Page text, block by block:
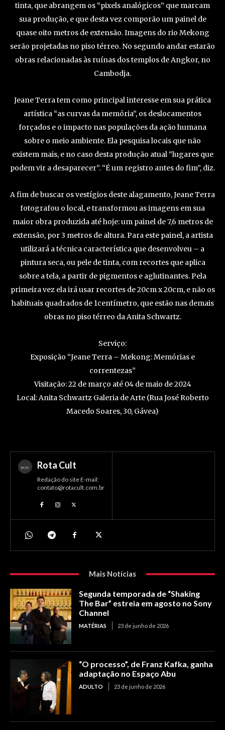
tinta, que abrangem os “pixels analógicos” que marcam
sua produção, e que desta vez comporão um painel de
quase oito metros de extensão. Imagens do rio Mekong
serão projetadas no piso térreo. No segundo andar estarão
obras relacionadas às ruínas dos templos de Angkor, no
Cambodja.
Jeane Terra tem como principal interesse em sua prática
artística “as curvas da memória”, os deslocamentos
forçados e o impacto nas populações da ação humana
sobre o meio ambiente. Ela pesquisa locais que não
existem mais, e no caso desta produção atual “lugares que
podem vir a desaparecer”. “É um registro antes do fim”, diz.
A fim de buscar os vestígios deste alagamento, Jeane Terra
fotografou o local, e transformou as imagens em sua
maior obra produzida até hoje: um painel de 7,6 metros de
extensão, por 3 metros de altura. Para este painel, a artista
utilizará a técnica característica que desenvolveu – a
pintura seca, ou pele de tinta, com recortes que aplica
sobre a tela, a partir de pigmentos e aglutinantes. Pela
primeira vez ela irá usar recortes de 20cm x 20cm, e não os
habituais quadrados de 1centímetro, que estão nas demais
obras no piso térreo da Anita Schwartz.
Serviço:
Exposição “Jeane Terra – Mekong: Memórias e
correntezas”
Visitação: 22 de março até 04 de maio de 2024
Local: Anita Schwartz Galeria de Arte (Rua José Roberto
Macedo Soares, 30, Gávea)
Rota Cult
Redação do site E-mail:
contato@rotacult.com.br
Mais Notícias
Segunda temporada de “Shaking
The Bar” estreia em agosto no Sony
Channel
MATÉRIAS 23 de junho de 2026
“O processo”, de Franz Kafka, ganha
adaptação no Espaço Abu
ADULTO 23 de junho de 2026